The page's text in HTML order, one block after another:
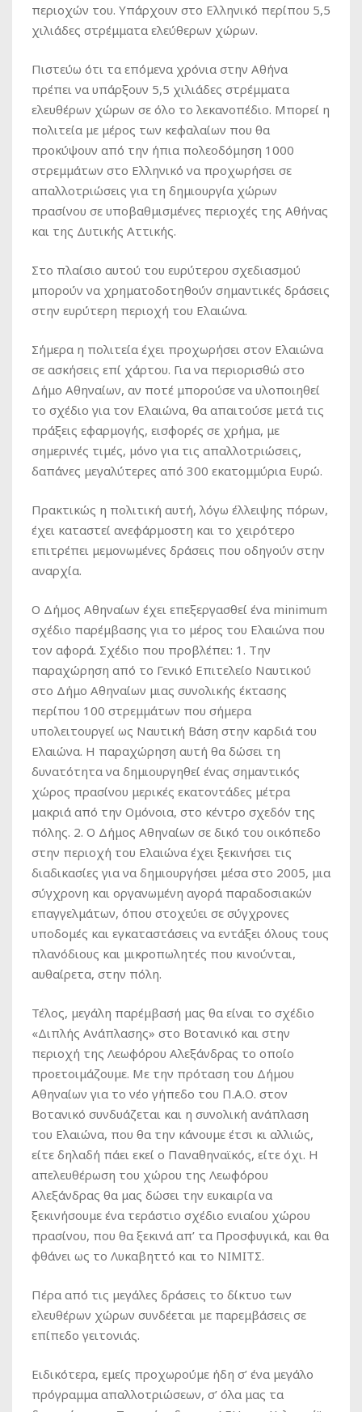
περιοχών του. Υπάρχουν στο Ελληνικό περίπου 5,5
χιλιάδες στρέμματα ελεύθερων χώρων.
Πιστεύω ότι τα επόμενα χρόνια στην Αθήνα
πρέπει να υπάρξουν 5,5 χιλιάδες στρέμματα
ελευθέρων χώρων σε όλο το λεκανοπέδιο. Μπορεί η
πολιτεία με μέρος των κεφαλαίων που θα
προκύψουν από την ήπια πολεοδόμηση 1000
στρεμμάτων στο Ελληνικό να προχωρήσει σε
απαλλοτριώσεις για τη δημιουργία χώρων
πρασίνου σε υποβαθμισμένες περιοχές της Αθήνας
και της Δυτικής Αττικής.
Στο πλαίσιο αυτού του ευρύτερου σχεδιασμού
μπορούν να χρηματοδοτηθούν σημαντικές δράσεις
στην ευρύτερη περιοχή του Ελαιώνα.
Σήμερα η πολιτεία έχει προχωρήσει στον Ελαιώνα
σε ασκήσεις επί χάρτου. Για να περιορισθώ στο
Δήμο Αθηναίων, αν ποτέ μπορούσε να υλοποιηθεί
το σχέδιο για τον Ελαιώνα, θα απαιτούσε μετά τις
πράξεις εφαρμογής, εισφορές σε χρήμα, με
σημερινές τιμές, μόνο για τις απαλλοτριώσεις,
δαπάνες μεγαλύτερες από 300 εκατομμύρια Ευρώ.
Πρακτικώς η πολιτική αυτή, λόγω έλλειψης πόρων,
έχει καταστεί ανεφάρμοστη και το χειρότερο
επιτρέπει μεμονωμένες δράσεις που οδηγούν στην
αναρχία.
Ο Δήμος Αθηναίων έχει επεξεργασθεί ένα minimum
σχέδιο παρέμβασης για το μέρος του Ελαιώνα που
τον αφορά. Σχέδιο που προβλέπει: 1. Την
παραχώρηση από το Γενικό Επιτελείο Ναυτικού
στο Δήμο Αθηναίων μιας συνολικής έκτασης
περίπου 100 στρεμμάτων που σήμερα
υπολειτουργεί ως Ναυτική Βάση στην καρδιά του
Ελαιώνα. Η παραχώρηση αυτή θα δώσει τη
δυνατότητα να δημιουργηθεί ένας σημαντικός
χώρος πρασίνου μερικές εκατοντάδες μέτρα
μακριά από την Ομόνοια, στο κέντρο σχεδόν της
πόλης. 2. Ο Δήμος Αθηναίων σε δικό του οικόπεδο
στην περιοχή του Ελαιώνα έχει ξεκινήσει τις
διαδικασίες για να δημιουργήσει μέσα στο 2005, μια
σύγχρονη και οργανωμένη αγορά παραδοσιακών
επαγγελμάτων, όπου στοχεύει σε σύγχρονες
υποδομές και εγκαταστάσεις να εντάξει όλους τους
πλανόδιους και μικροπωλητές που κινούνται,
αυθαίρετα, στην πόλη.
Τέλος, μεγάλη παρέμβασή μας θα είναι το σχέδιο
«Διπλής Ανάπλασης» στο Βοτανικό και στην
περιοχή της Λεωφόρου Αλεξάνδρας το οποίο
προετοιμάζουμε. Με την πρόταση του Δήμου
Αθηναίων για το νέο γήπεδο του Π.Α.Ο. στον
Βοτανικό συνδυάζεται και η συνολική ανάπλαση
του Ελαιώνα, που θα την κάνουμε έτσι κι αλλιώς,
είτε δηλαδή πάει εκεί ο Παναθηναϊκός, είτε όχι. Η
απελευθέρωση του χώρου της Λεωφόρου
Αλεξάνδρας θα μας δώσει την ευκαιρία να
ξεκινήσουμε ένα τεράστιο σχέδιο ενιαίου χώρου
πρασίνου, που θα ξεκινά απ’ τα Προσφυγικά, και θα
φθάνει ως το Λυκαβηττό και το ΝΙΜΙΤΣ.
Πέρα από τις μεγάλες δράσεις το δίκτυο των
ελευθέρων χώρων συνδέεται με παρεμβάσεις σε
επίπεδο γειτονιάς.
Ειδικότερα, εμείς προχωρούμε ήδη σ’ ένα μεγάλο
πρόγραμμα απαλλοτριώσεων, σ’ όλα μας τα